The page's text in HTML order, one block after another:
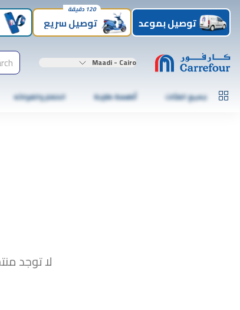
توصيل بموعد توصيل سريع
120 دقيقة
Maadi - Cairo
جميع الفئات أطعمة طازجة الخضار والفواكه
لا توجد